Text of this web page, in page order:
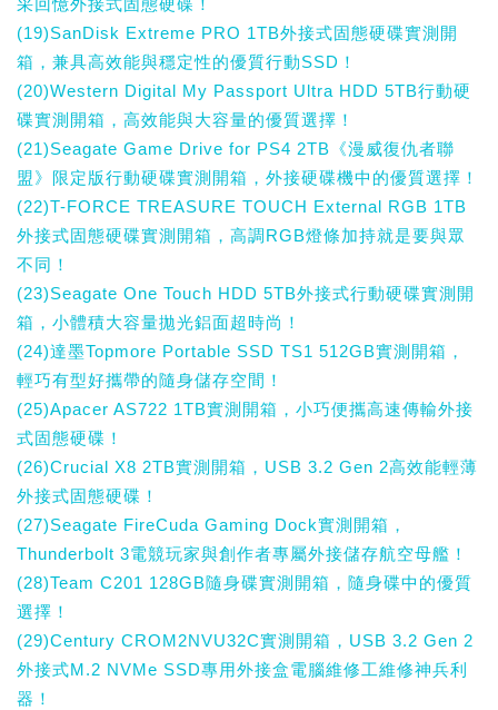
采回憶外接式固態硬碟！
(19)SanDisk Extreme PRO 1TB外接式固態硬碟實測開
箱，兼具高效能與穩定性的優質行動SSD！
(20)Western Digital My Passport Ultra HDD 5TB行動硬
碟實測開箱，高效能與大容量的優質選擇！
(21)Seagate Game Drive for PS4 2TB《漫威復仇者聯
盟》限定版行動硬碟實測開箱，外接硬碟機中的優質選擇！
(22)T-FORCE TREASURE TOUCH External RGB 1TB
外接式固態硬碟實測開箱，高調RGB燈條加持就是要與眾
不同！
(23)Seagate One Touch HDD 5TB外接式行動硬碟實測開
箱，小體積大容量拋光鋁面超時尚！
(24)達墨Topmore Portable SSD TS1 512GB實測開箱，
輕巧有型好攜帶的隨身儲存空間！
(25)Apacer AS722 1TB實測開箱，小巧便攜高速傳輸外接
式固態硬碟！
(26)Crucial X8 2TB實測開箱，USB 3.2 Gen 2高效能輕薄
外接式固態硬碟！
(27)Seagate FireCuda Gaming Dock實測開箱，
Thunderbolt 3電競玩家與創作者專屬外接儲存航空母艦！
(28)Team C201 128GB隨身碟實測開箱，隨身碟中的優質
選擇！
(29)Century CROM2NVU32C實測開箱，USB 3.2 Gen 2
外接式M.2 NVMe SSD專用外接盒電腦維修工維修神兵利
器！